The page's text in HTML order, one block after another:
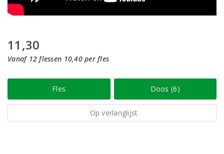
11,30
Vanaf 12 flessen 10,40 per fles
Fles Doos (6)
Op verlanglijst